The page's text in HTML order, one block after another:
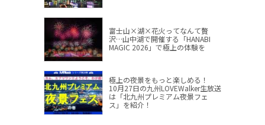
富士山×湖×花火ってなんて贅
沢…山中湖で開催する「HANABI
MAGIC 2026」で極上の体験を
極上の夜景をもっと楽しめる！
10月27日の九州LOVEWalker生放送
は「北九州プレミアム夜景フェ
ス」を紹介！